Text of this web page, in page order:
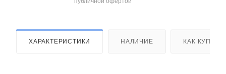
ХАРАКТЕРИСТИКИ НАЛИЧИЕ КАК КУПИТЬ